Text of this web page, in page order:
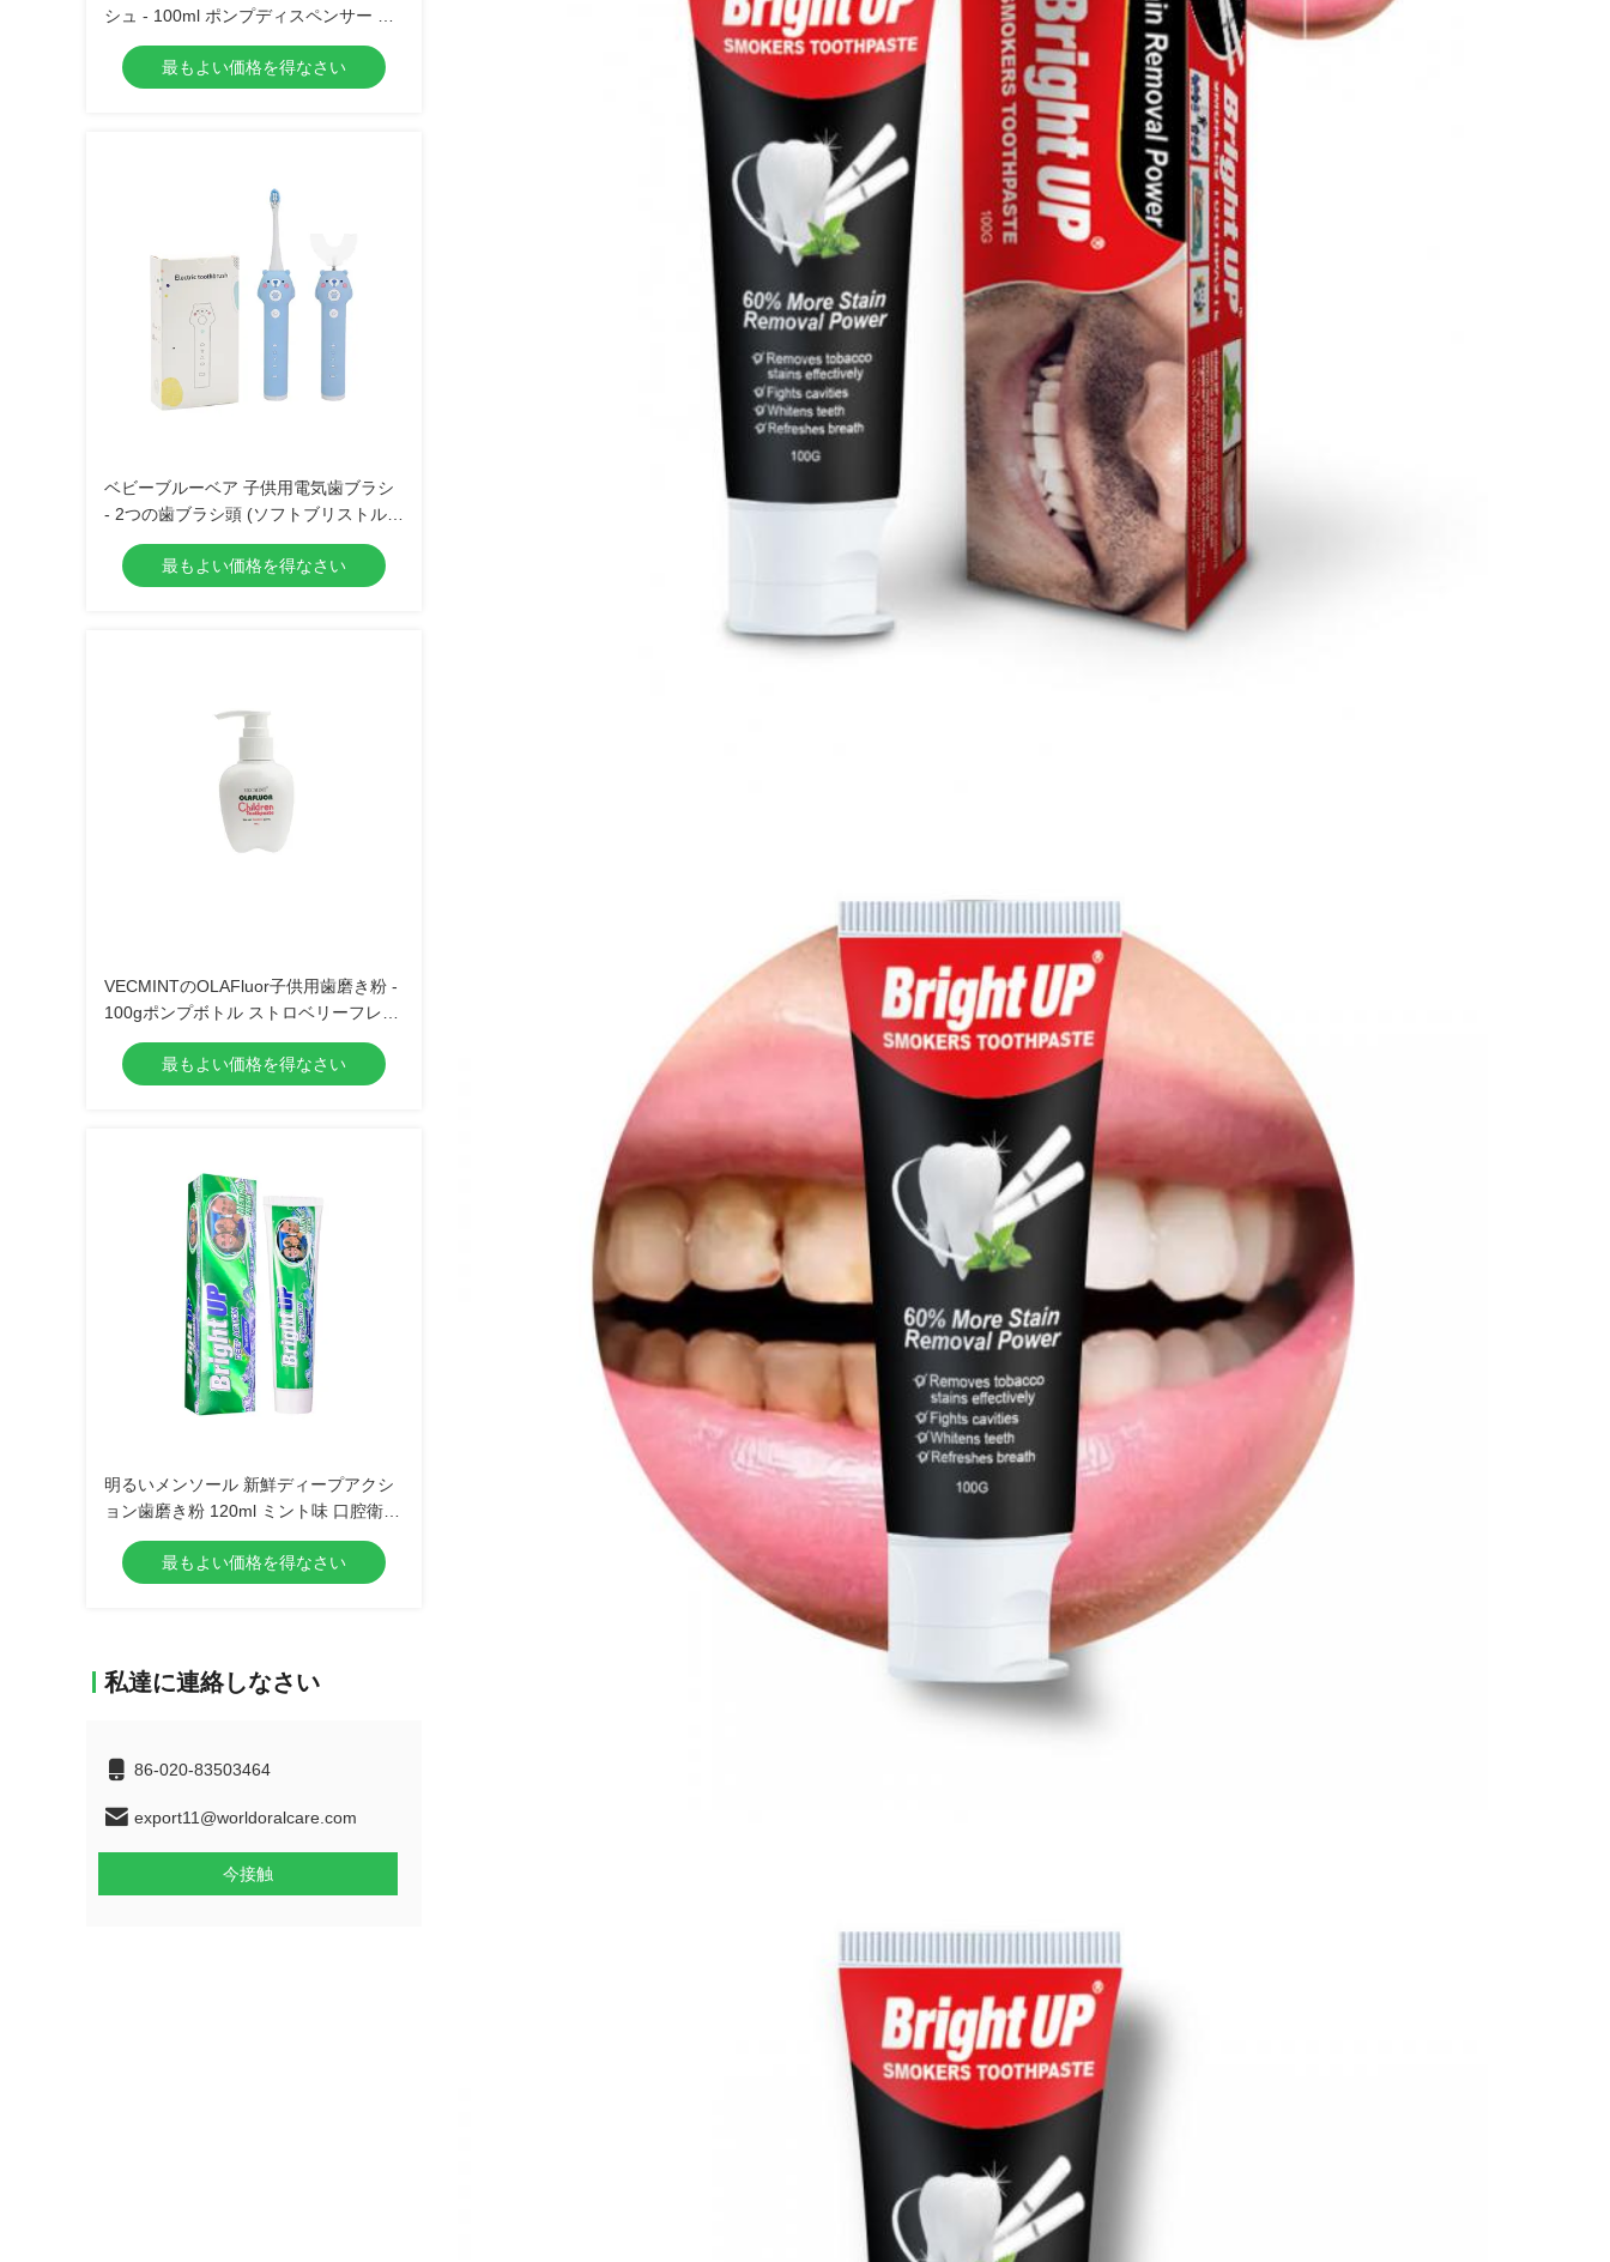
シュ - 100ml ポンプディスペンサー ス
トロベリーフレーバー 虫歯予防 シュガ
ーディフェンス 飲み込めるオーラルケ
最もよい価格を得なさい
ベビーブルーベア 子供用電気歯ブラシ
- 2つの歯ブラシ頭 (ソフトブリストル)
3つのモードの防水音響歯ブラシ
最もよい価格を得なさい
VECMINTのOLAFluor子供用歯磨き粉 -
100gポンプボトル ストロベリーフレー
バー 子供用安全オーラルケア歯磨き粉
最もよい価格を得なさい
明るいメンソール 新鮮ディープアクシ
ョン歯磨き粉 120ml ミント味 口腔衛生
卸売 歯科用品
最もよい価格を得なさい
私達に連絡しなさい
86-020-83503464
export11@worldoralcare.com
今接触